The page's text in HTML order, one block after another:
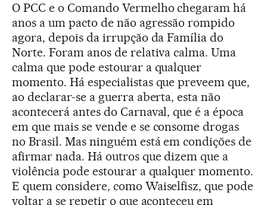
O PCC e o Comando Vermelho chegaram há
anos a um pacto de não agressão rompido
agora, depois da irrupção da Família do
Norte. Foram anos de relativa calma. Uma
calma que pode estourar a qualquer
momento. Há especialistas que preveem que,
ao declarar-se a guerra aberta, esta não
acontecerá antes do Carnaval, que é a época
em que mais se vende e se consome drogas
no Brasil. Mas ninguém está em condições de
afirmar nada. Há outros que dizem que a
violência pode estourar a qualquer momento.
E quem considere, como Waiselfisz, que pode
voltar a se repetir o que aconteceu em